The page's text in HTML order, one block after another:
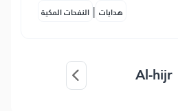
النفحات المكية | هدايات
Al-hijr